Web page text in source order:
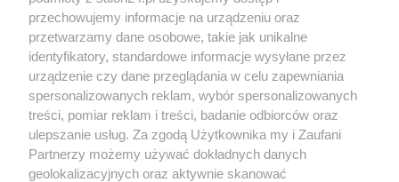
Społeczeństwo
Kultura
X Facebook Instagram Youtube
przechowujemy informacje na urządzeniu oraz
przetwarzamy dane osobowe, takie jak unikalne
identyfikatory, standardowe informacje wysyłane przez
urządzenie czy dane przeglądania w celu zapewniania
spersonalizowanych reklam, wybór spersonalizowanych
treści, pomiar reklam i treści, badanie odbiorców oraz
ulepszanie usług. Za zgodą Użytkownika my i Zaufani
Partnerzy możemy używać dokładnych danych
geolokalizacyjnych oraz aktywnie skanować